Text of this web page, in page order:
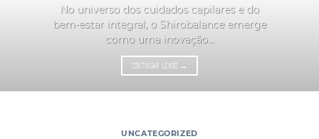
No universo dos cuidados capilares e do
bem-estar integral, o Shirobalance emerge
como uma inovação...
CONTINUAR LENDO →
UNCATEGORIZED